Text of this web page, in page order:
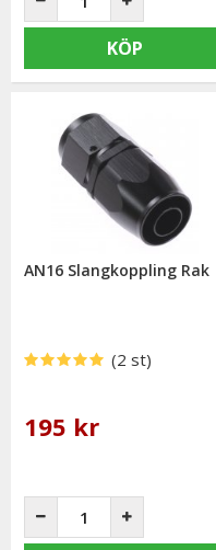
KÖP
AN16 Slangkoppling Rak
(2 st)
195 kr